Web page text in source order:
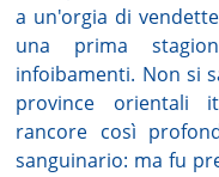
a un'orgia di
una prima
infoibamenti. Non si
province orientali
rancore così
sanguinario: ma fu